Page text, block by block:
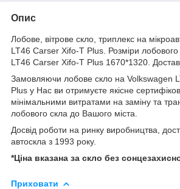
Опис
Лобове, вітрове скло, триплекс на
LT46 Carser Xifo-T Plus. Розміри
LT46 Carser Xifo-T Plus 1670*1320.
Замовляючи лобове скло на Volkswagen
Plus у Нас ви отримуєте якісне
мінімальними витратами на заміну та
лобового скла до Вашого міста.
Досвід роботи на ринку виробництва,
автоскла з 1993 року.
*Ціна вказана за скло без
Приховати